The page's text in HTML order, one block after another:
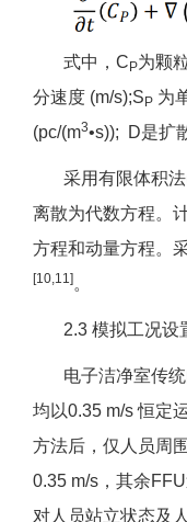
式中，C P为颗
分速度 (m/s);S P 为
(pc/(m3•s)); D是扩
采用有限体积法
离散为代数方程。
方程和动量方程。
[10,11] 。
2.3 模拟工况设
电子洁净室传统
均以0.35 m/s 恒定
方法后，仅人员周
0.35 m/s，其余
对人员站立状态及